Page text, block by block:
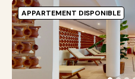
APPARTEMENT DISPONIBLE